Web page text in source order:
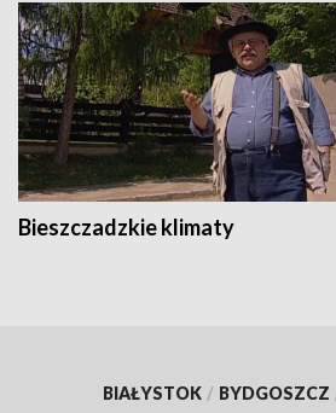
Bieszczadzkie klimaty
BIAŁYSTOK / BYDGOSZCZ